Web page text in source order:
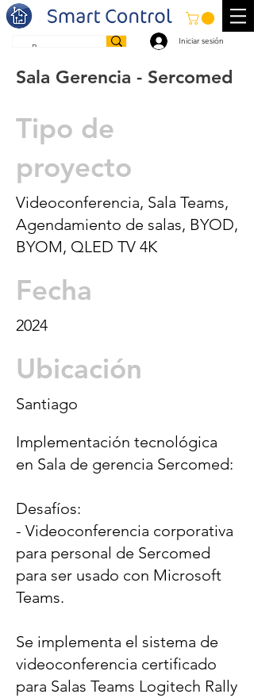
Iniciar sesión
Sala Gerencia - Sercomed
Tipo de
proyecto
Videoconferencia, Sala Teams,
Agendamiento de salas, BYOD,
BYOM, QLED TV 4K
Fecha
2024
Ubicación
Santiago
Implementación tecnológica
en Sala de gerencia Sercomed:
Desafíos:
- Videoconferencia corporativa
para personal de Sercomed
para ser usado con Microsoft
Teams.
Se implementa el sistema de
videoconferencia certificado
para Salas Teams Logitech Rally